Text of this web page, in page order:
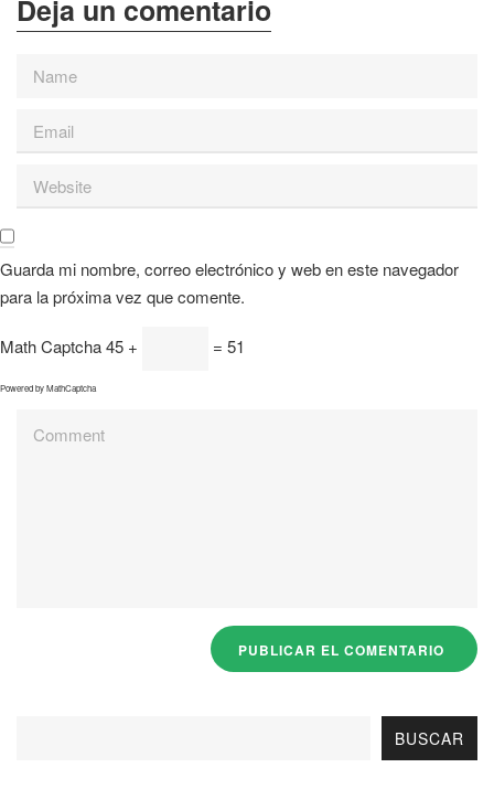
Guarda mi nombre, correo electrónico y web en este navegador
para la próxima vez que comente.
Math Captcha45 + = 51
Powered byMathCaptcha
BUSCAR